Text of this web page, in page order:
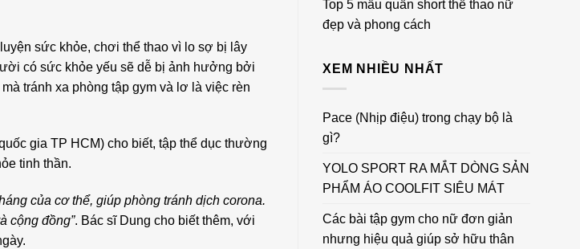
sức khỏe, chơi thể thao vì lo sợ bị lây
có sức khỏe yếu sẽ dễ bị ảnh hưởng bởi
tránh xa phòng tập gym và lơ là việc rèn
gia TP HCM) cho biết, tập thể dục thường
tinh thần.
của cơ thể, giúp phòng tránh dịch corona.
cộng đồng”. Bác sĩ Dung cho biết thêm, với
Top 5 mẫu quần short thể thao nữ
đẹp và phong cách
XEM NHIỀU NHẤT
Pace (Nhịp điệu) trong chạy bộ là
gì?
YOLO SPORT RA MẮT DÒNG SẢN
PHẨM ÁO COOLFIT SIÊU MÁT
Các bài tập gym cho nữ đơn giản
nhưng hiệu quả giúp sở hữu thân